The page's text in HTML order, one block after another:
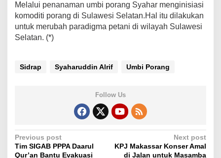
s
i
a
a
U
r
s
e
Melalui penanaman umbi porang Syahar menginisiasi
komoditi porang di Sulawesi Selatan.Hal itu dilakukan
untuk merubah paradigma petani di wilayah Sulawesi
Selatan. (*)
Sidrap Syaharuddin Alrif Umbi Porang
Follow Us
P
o
Previous post
Tim SIGAB PPPA Daarul
Qur’an Bantu Evakuasi
Next post
KPJ Makassar Konser Amal
di Jalan untuk Masamba